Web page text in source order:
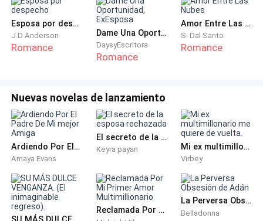
ser precisos.
Alessia, fue traslada a una habitación después de ser
estabilizada, afortunadamente el doctor había
demonios estaría pensando esa chica? Se preguntó
Olivia, no entendía como personas con su fortuna y
estatus podía perderse fácilmente.
Olivia entró a la habitación, ahora que tenía la
seguridad de que Alessia no iba a morirse, podía dejar
sus pertenencias a su lado y largarse de allí, tenía
mucho que hacer y poco tiempo para lograr reunir el
Esposa por despecho
J.D Anderson
Romance
Dame Una Oportunidad, ExEsposa
DaysyEscritora
Romance
Amor Entre Las Nubes
S. Dal Santo
Romance
Nuevas novelas de lanzamiento
Ardiendo Por El Padre De Mi mejor Amiga
Amaya Evans
El secreto de la esposa rechazada
Keyra payan Mi ex multimillonario me quiere de vuelta.
Virbey
Reclamada Por Mi Primer Amor Multimillionario
La Perversa Obsesión de Adán
Belladonna